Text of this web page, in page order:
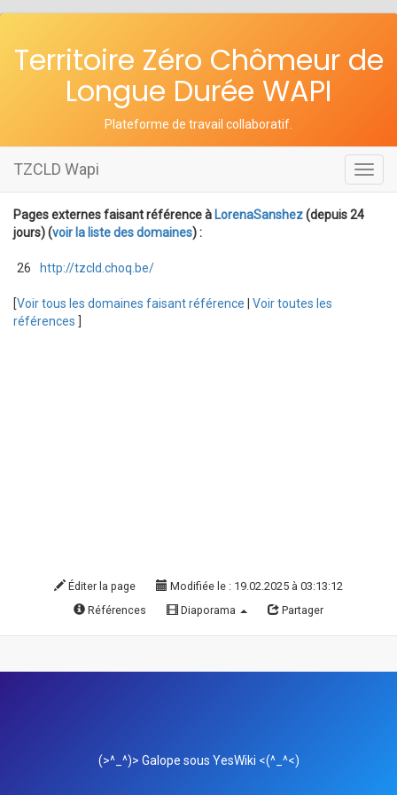
Territoire Zéro Chômeur de
Longue Durée WAPI
Plateforme de travail collaboratif
TZCLD Wapi
Pages externes faisant référence à LorenaSanshez(depuis 24
jours) (voir la liste des domaines) :
26 http://tzcld.choq.be/
[Voir tous les domaines faisant référence
Voir toutes les
références
Éditer la page
Modifiée le : 19.02.2025 à 03:13:12
Références
Diaporama Partager
(>^_^)> Galope sous YesWiki <(^_^<)